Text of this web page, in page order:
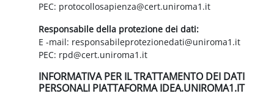
PEC: protocollosapienza@cert.uniroma1.it
Responsabile della protezione dei dati:
E -mail: responsabileprotezionedati@uniroma1.it
PEC: rpd@cert.uniroma1.it
INFORMATIVA PER IL TRATTAMENTO DEI DATI
PERSONALI PIATTAFORMA IDEA.UNIROMA1.IT